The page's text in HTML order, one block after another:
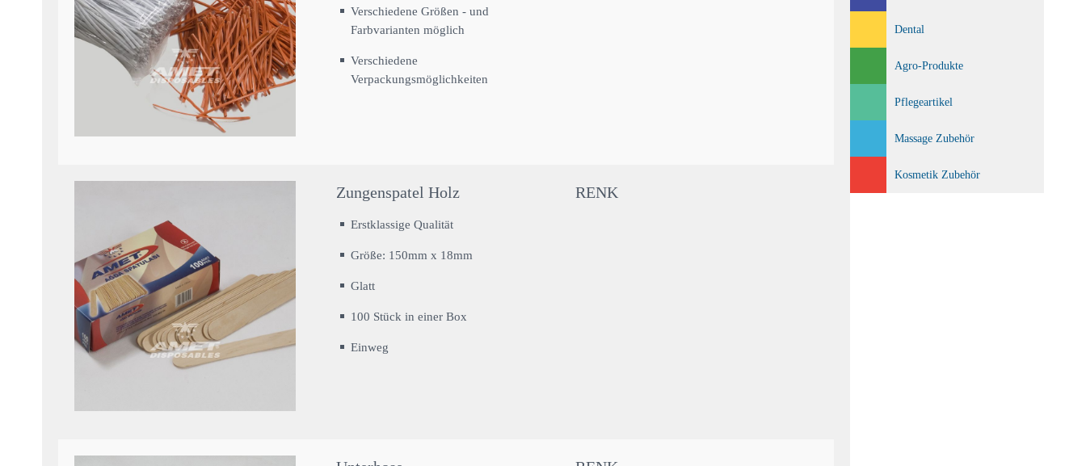
Verschiedene Größen - und
Farbvarianten möglich
Verschiedene
Verpackungsmöglichkeiten
Zungenspatel Holz
Erstklassige Qualität
Größe: 150mm x 18mm
Glatt
100 Stück in einer Box
Einweg
RENK
Dental
Agro-Produkte
Pflegeartikel
Massage Zubehör
Kosmetik Zubehör